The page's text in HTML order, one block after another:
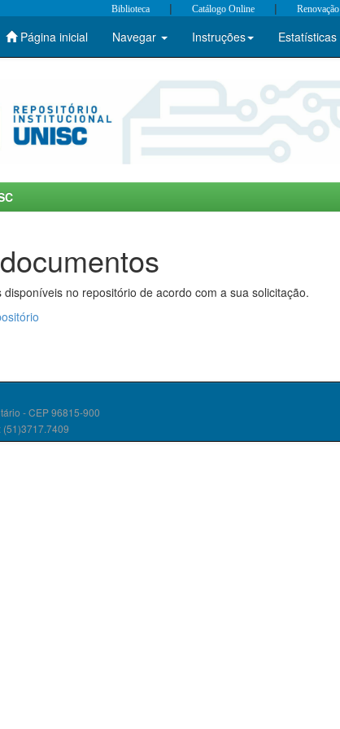
Biblioteca | Catálogo Online | Renovação
Página inicial Navegar Instruções Estatísticas
disponíveis no repositório de acordo com a sua solicitação.
- CEP 96815-900
(51)3717.7409